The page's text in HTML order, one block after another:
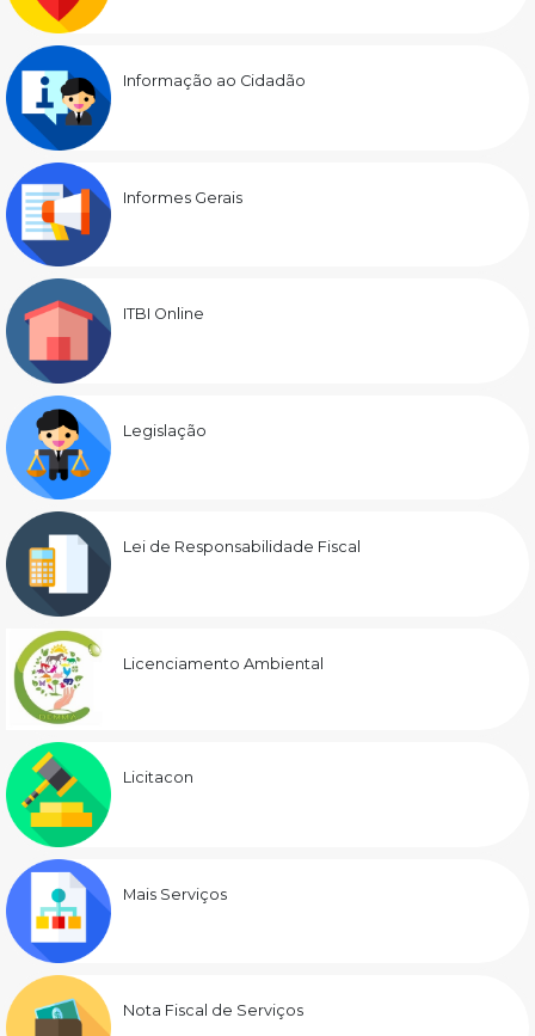
Informação ao Cidadão
Informes Gerais
ITBI Online
Legislação
Lei de Responsabilidade Fiscal
Licenciamento Ambiental
Licitacon
Mais Serviços
Nota Fiscal de Serviços